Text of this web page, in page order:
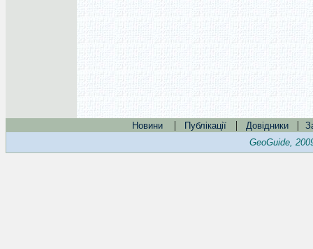
Новини | Публікації | Довідники |
GeoGuide,